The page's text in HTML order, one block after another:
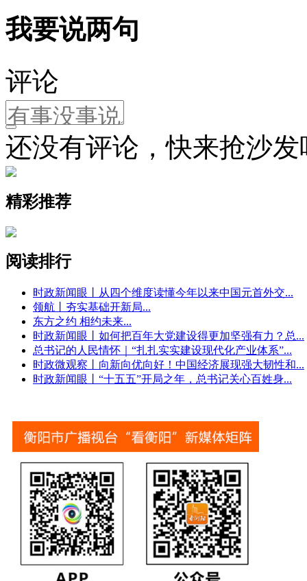
我要说两句
评论
还没有评论，快来抢沙发
精彩推荐
阅读排行
时政新闻眼丨从四个维度读懂今年以来中国元首外交...
领航丨夯实基础开新局...
东方之约 相约未来...
时政新闻眼丨如何把百年大党建设得更加坚强有力？总...
总书记的人民情怀｜“扎扎实实建设现代化产业体系”...
时政微观察丨向新向优向好！中国经济展现强大韧性和...
时政新闻眼丨“十五五”开局之年，总书记关心百姓身...